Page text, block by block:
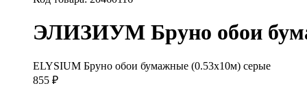
ЭЛИЗИУМ Бруно обои
ELYSIUM Бруно обои бумажные (0.53х10м) серые
855 ₽